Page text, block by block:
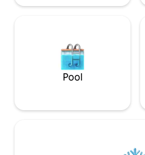
Familien, Gruppen und
Pool